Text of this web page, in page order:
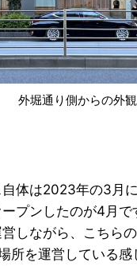
外堀通り側からの外観
自体は2023年の3月
プンしたのが4月
しながら、こちら
所を運営している感